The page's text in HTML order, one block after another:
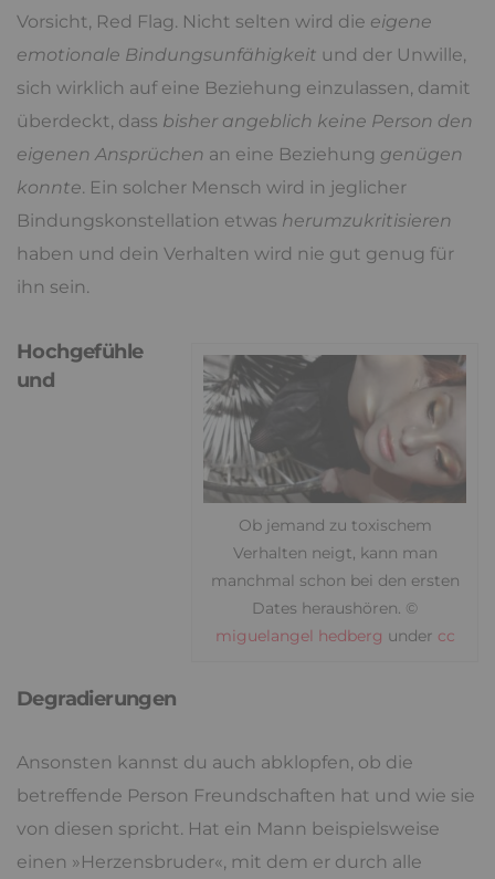
Vorsicht, Red Flag. Nicht selten wird die eigene
emotionale Bindungsunfähigkeit und der Unwille,
sich wirklich auf eine Beziehung einzulassen, damit
überdeckt, dass bisher angeblich keine Person den
eigenen Ansprüchen an eine Beziehung genügen
konnte. Ein solcher Mensch wird in jeglicher
Bindungskonstellation etwas herumzukritisieren
haben und dein Verhalten wird nie gut genug für
ihn sein.
Ob jemand zu toxischem
Verhalten neigt, kann man
manchmal schon bei den ersten
Dates heraushören. ©
miguelangel hedberg under cc
Hochgefühle
und
Degradierungen
Ansonsten kannst du auch abklopfen, ob die
betreffende Person Freundschaften hat und wie sie
von diesen spricht. Hat ein Mann beispielsweise
einen »Herzensbruder«, mit dem er durch alle